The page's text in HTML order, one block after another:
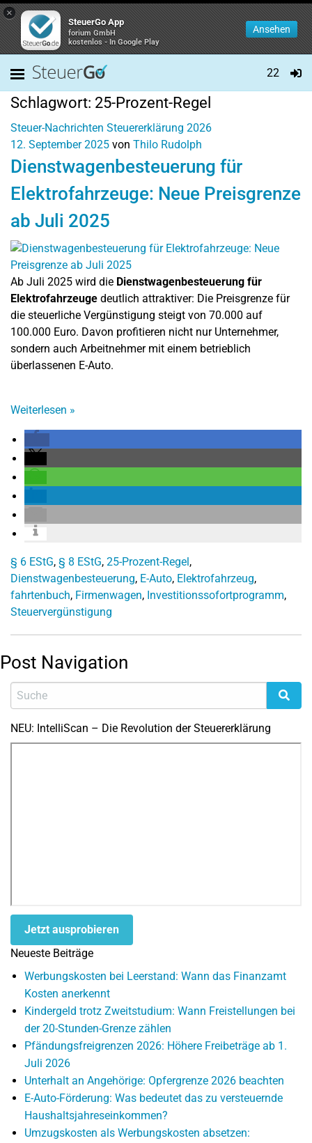
×
SteuerGo App
forium GmbH
kostenlos - In Google Play
Ansehen
22
Schlagwort: 25-Prozent-Regel
Steuer-Nachrichten Steuererklärung 2026
12. September 2025 von Thilo Rudolph
Dienstwagenbesteuerung für
Elektrofahrzeuge: Neue Preisgrenze
ab Juli 2025
Ab Juli 2025 wird die Dienstwagenbesteuerung für
Elektrofahrzeuge deutlich attraktiver: Die Preisgrenze für
die steuerliche Vergünstigung steigt von 70.000 auf
100.000 Euro. Davon profitieren nicht nur Unternehmer,
sondern auch Arbeitnehmer mit einem betrieblich
überlassenen E-Auto.
Weiterlesen »
§ 6 EStG, § 8 EStG, 25-Prozent-Regel,
Dienstwagenbesteuerung, E-Auto, Elektrofahrzeug,
fahrtenbuch, Firmenwagen, Investitionssofortprogramm,
Steuervergünstigung
Post Navigation
NEU: IntelliScan – Die Revolution der Steuererklärung
Jetzt ausprobieren
Neueste Beiträge
Werbungskosten bei Leerstand: Wann das Finanzamt
Kosten anerkennt
Kindergeld trotz Zweitstudium: Wann Freistellungen bei
der 20-Stunden-Grenze zählen
Pfändungsfreigrenzen 2026: Höhere Freibeträge ab 1.
Juli 2026
Unterhalt an Angehörige: Opfergrenze 2026 beachten
E-Auto-Förderung: Was bedeutet das zu versteuernde
Haushaltsjahreseinkommen?
Umzugskosten als Werbungskosten absetzen: